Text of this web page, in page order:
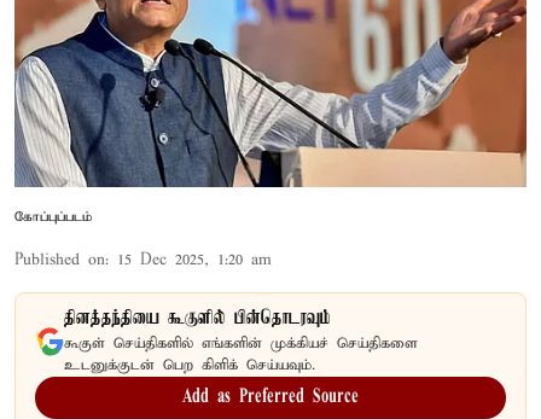
கோப்புப்படம்
Published on: 15 Dec 2025, 1:20 am
தினத்தந்தியை கூகுளில் பின்தொடரவும்
கூகுள் செய்திகளில் எங்களின் முக்கியச் செய்திகளை
உடனுக்குடன் பெற கிளிக் செய்யவும்.
Add as Preferred Source